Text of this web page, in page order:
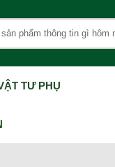
TƯ PHỤ